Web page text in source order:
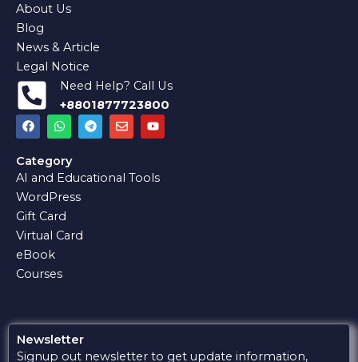
About Us
Blog
News & Article
Legal Notice
Need Help? Call Us
+8801877723800
F
a
c
e
b
o
o
k
W
h
a
t
s
a
p
p
T
e
l
r
E
n
v
o
Y
o
u
b
Category
AI and Educational Tools
WordPress
Gift Card
Virtual Card
eBook
Courses
Newsletter
Signup out newsletter to get update information,